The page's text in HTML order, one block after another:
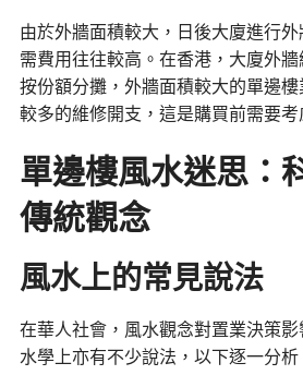
由於外牆面積較大，日後大廈進行
需費用往往較高。在香港，大廈外
按份額分攤，外牆面積較大的單邊
較多的維修開支，這是購買前需要考
單邊樓風水迷思：
傳統觀念
風水上的常見說法
在華人社會，風水觀念對置業決策
水學上亦有不少說法，以下逐一分析